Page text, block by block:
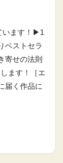
います！▶︎1
ベストセラ
寄せの法則
ます！［エ
届く作品に